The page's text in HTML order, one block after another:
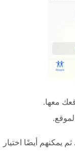
معها.
يمكنهم أيضًا اختيار